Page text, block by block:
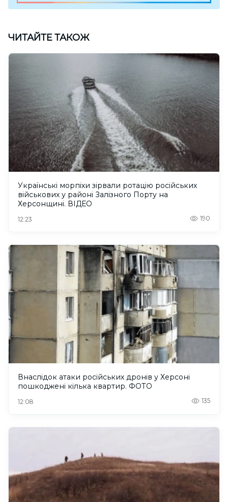
ЧИТАЙТЕ ТАКОЖ
Українські морпіхи зірвали ротацію російських
військових у районі Залізного Порту на
Херсонщині. ВІДЕО
12:23 190
Внаслідок атаки російських дронів у Херсоні
пошкоджені кілька квартир. ФОТО
12:08 135